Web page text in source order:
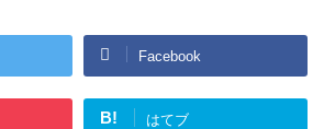
Facebook
B! はてブ